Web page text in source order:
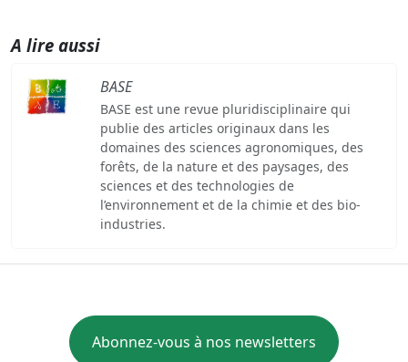
A lire aussi
BASE
BASE est une revue pluridisciplinaire qui
publie des articles originaux dans les
domaines des sciences agronomiques, des
forêts, de la nature et des paysages, des
sciences et des technologies de
l’environnement et de la chimie et des bio-
industries.
Abonnez-vous à nos newsletters